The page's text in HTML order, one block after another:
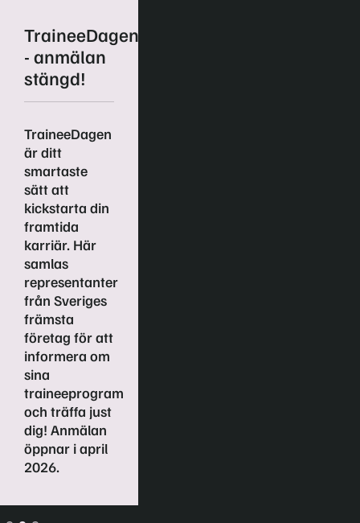
TraineeDagen
- anmälan
stängd!
TraineeDagen
är ditt
smartaste
sätt att
kickstarta din
framtida
karriär. Här
samlas
representanter
från Sveriges
främsta
företag för att
informera om
sina
traineeprogram
och träffa just
dig! Anmälan
öppnar i april
2026.